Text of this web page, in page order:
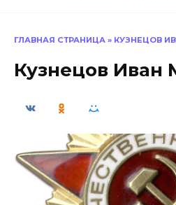
ГЛАВНАЯ СТРАНИЦА » КУЗНЕЦОВ
Кузнецов Иван